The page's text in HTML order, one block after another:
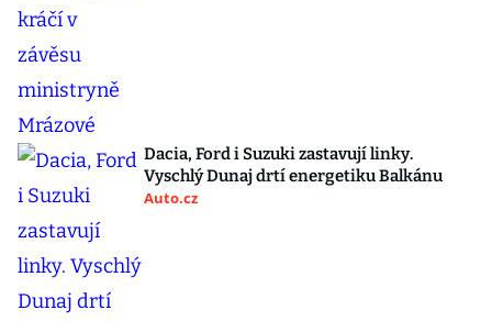
Dacia, Ford i Suzuki zastavují linky.
Vyschlý Dunaj drtí energetiku Balkánu
Auto.cz